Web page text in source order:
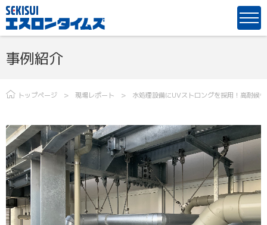
事例紹介
トップページ 現場レポート 水処理設備にUVストロングを採用！高耐候